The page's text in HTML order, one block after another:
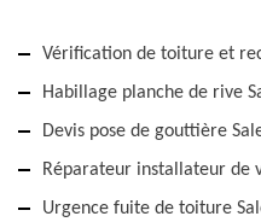
Vérification de toiture et
Habillage planche de rive
Devis pose de gouttière
Réparateur installateur de
Urgence fuite de toiture